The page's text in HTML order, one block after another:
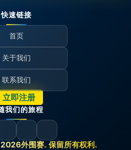
外围赛. 保留所有权利.
快速链接
首页
关于我们
联系我们
立即注册
我们的旅程